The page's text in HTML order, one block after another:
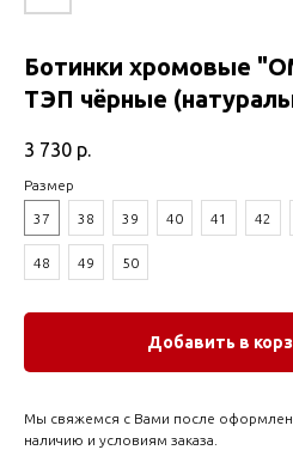
Ботинки хромовые
ТЭП чёрные
3 730 р.
Размер
37 38 39 40 41 42
48 49 50
Добавить в
Мы свяжемся с Вами после
наличию и условиям заказа.